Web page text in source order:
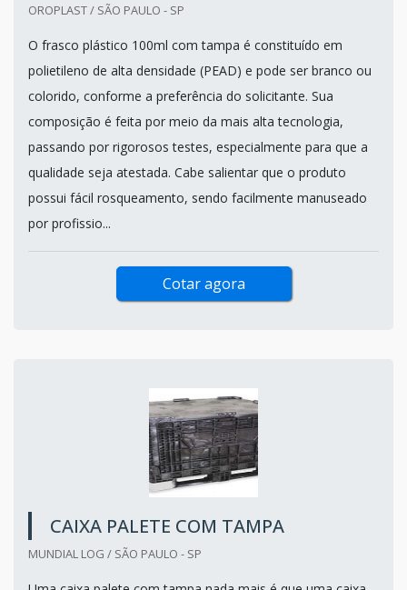
OROPLAST / SÃO PAULO - SP
O frasco plástico 100ml com tampa é constituído em
polietileno de alta densidade (PEAD) e pode ser branco ou
colorido, conforme a preferência do solicitante. Sua
composição é feita por meio da mais alta tecnologia,
passando por rigorosos testes, especialmente para que a
qualidade seja atestada. Cabe salientar que o produto
possui fácil rosqueamento, sendo facilmente manuseado
por profissio...
Cotar agora
CAIXA PALETE COM TAMPA
MUNDIAL LOG / SÃO PAULO - SP